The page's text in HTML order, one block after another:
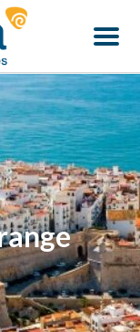
Menu